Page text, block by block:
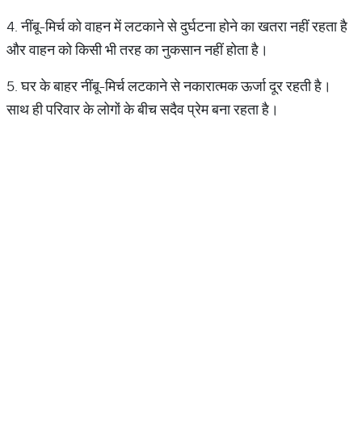
4. नींबू-मिर्च को वाहन में लटकाने से दुर्घटना होने का खतरा नहीं रहता है
और वाहन को किसी भी तरह का नुकसान नहीं होता है।
5. घर के बाहर नींबू-मिर्च लटकाने से नकारात्मक ऊर्जा दूर रहती है।
साथ ही परिवार के लोगों के बीच सदैव प्रेम बना रहता है।